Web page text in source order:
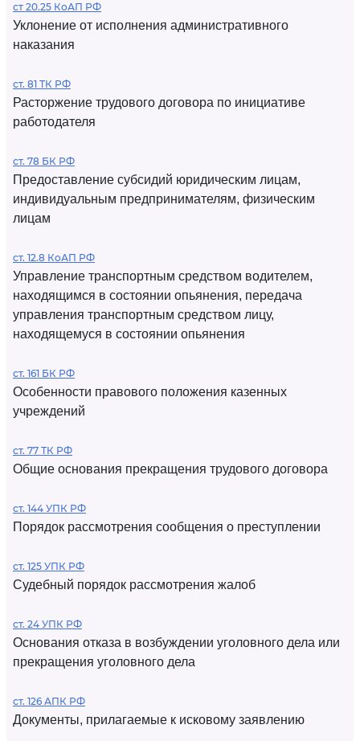
ст 20.25 КоАП РФ
Уклонение от исполнения административного
наказания
ст. 81 ТК РФ
Расторжение трудового договора по инициативе
работодателя
ст. 78 БК РФ
Предоставление субсидий юридическим лицам,
индивидуальным предпринимателям, физическим
лицам
ст. 12.8 КоАП РФ
Управление транспортным средством водителем,
находящимся в состоянии опьянения, передача
управления транспортным средством лицу,
находящемуся в состоянии опьянения
ст. 161 БК РФ
Особенности правового положения казенных
учреждений
ст. 77 ТК РФ
Общие основания прекращения трудового договора
ст. 144 УПК РФ
Порядок рассмотрения сообщения о преступлении
ст. 125 УПК РФ
Судебный порядок рассмотрения жалоб
ст. 24 УПК РФ
Основания отказа в возбуждении уголовного дела или
прекращения уголовного дела
ст. 126 АПК РФ
Документы, прилагаемые к исковому заявлению